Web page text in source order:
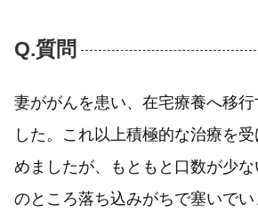
Q.質問
妻ががんを患い、在宅療養へ移行
した。これ以上積極的な治療を
めましたが、もともと口数が少
のところ落ち込みがちで塞いでい